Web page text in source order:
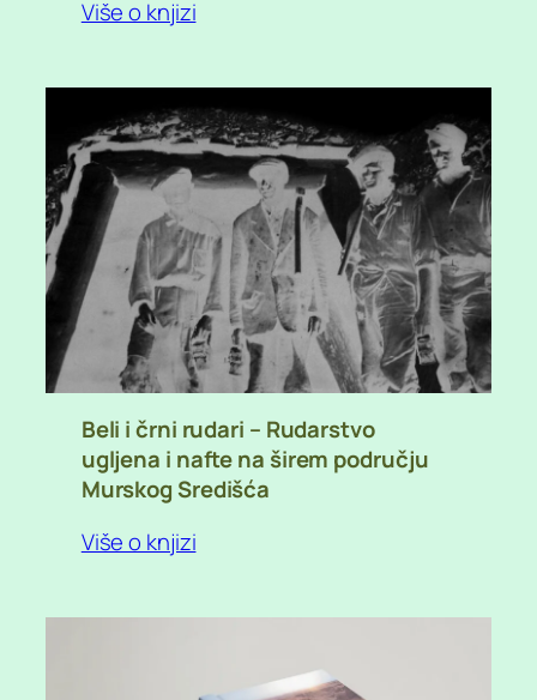
Više o knjizi
Beli i črni rudari – Rudarstvo
ugljena i nafte na širem području
Murskog Središća
Više o knjizi